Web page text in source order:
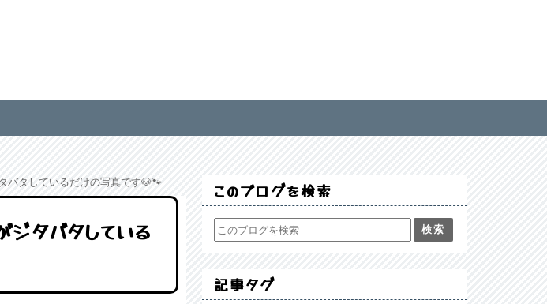
バタしているだけの写真です🐶🐾
ジタバタしている
このブログを検索
記事タグ